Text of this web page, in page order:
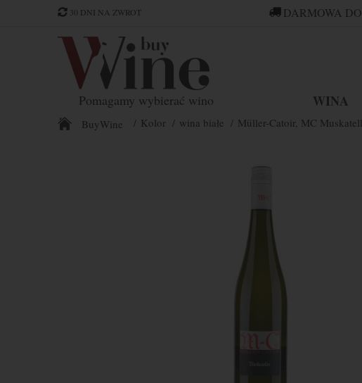
Pomagamy wybierać wino WINA
BuyWine Kolor wina białe Müller-Catoir, MC
30 DNI NA ZWROT DARMOWA